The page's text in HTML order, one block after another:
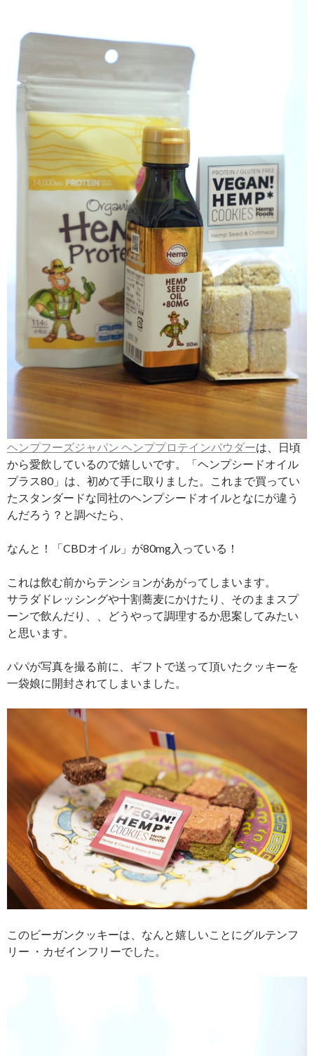
ヘンプフーズジャパン ヘンププロテインパウダーは、日頃
から愛飲しているので嬉しいです。「ヘンプシードオイル
プラス80」は、初めて手に取りました。これまで買ってい
たスタンダードな同社のヘンプシードオイルとなにが違う
んだろう？と調べたら、
なんと！「CBDオイル」が80mg入っている！
これは飲む前からテンションがあがってしまいます。
サラダドレッシングや十割蕎麦にかけたり、そのままスプ
ーンで飲んだり、、どうやって調理するか思案してみたい
と思います。
パパが写真を撮る前に、ギフトで送って頂いたクッキーを
一袋娘に開封されてしまいました。
このビーガンクッキーは、なんと嬉しいことにグルテンフ
リー ・カゼインフリーでした。